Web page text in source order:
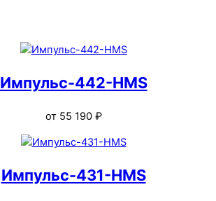
Импульс-442-HMS
от 55 190 ₽
Импульс-431-HMS